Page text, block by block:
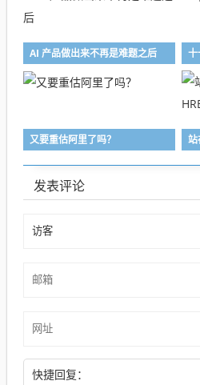
AI 产品做出来不再是难题之后 十
又要重估阿里了吗？
发表评论
快捷回复：